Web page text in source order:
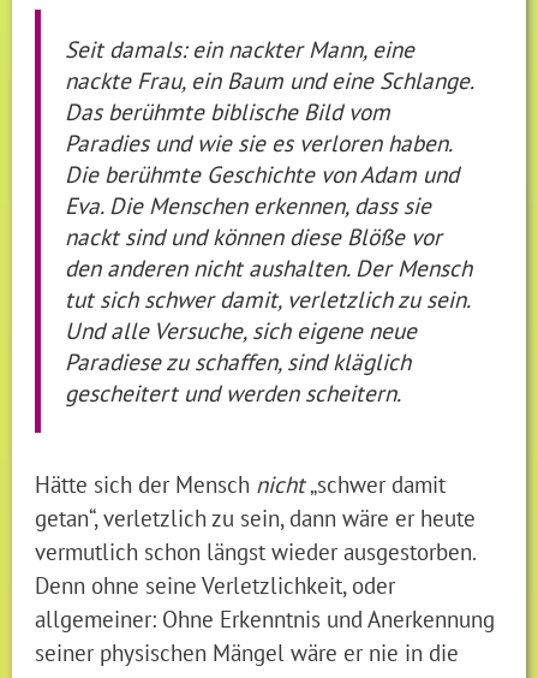
Seit damals: ein nackter Mann, eine
nackte Frau, ein Baum und eine Schlange.
Das berühmte biblische Bild vom
Paradies und wie sie es verloren haben.
Die berühmte Geschichte von Adam und
Eva. Die Menschen erkennen, dass sie
nackt sind und können diese Blöße vor
den anderen nicht aushalten. Der Mensch
tut sich schwer damit, verletzlich zu sein.
Und alle Versuche, sich eigene neue
Paradiese zu schaffen, sind kläglich
gescheitert und werden scheitern.
Hätte sich der Mensch nicht„schwer damit
getan“, verletzlich zu sein, dann wäre er heute
vermutlich schon längst wieder ausgestorben.
Denn ohne seine Verletzlichkeit, oder
allgemeiner: Ohne Erkenntnis und Anerkennung
seiner physischen Mängel wäre er nie in die